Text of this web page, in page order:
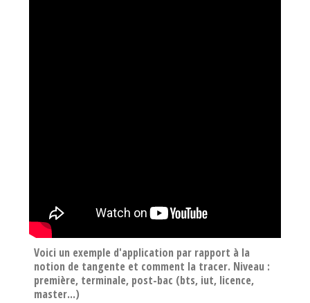
Voici un exemple d'application par rapport à la
notion de tangente et comment la tracer. Niveau :
première, terminale, post-bac (bts, iut, licence,
master...)